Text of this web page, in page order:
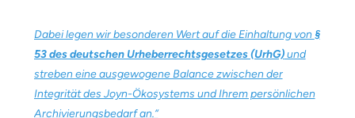
Dabei legen wir besonderen Wert auf die Einhaltung von §
53 des deutschen Urheberrechtsgesetzes (UrhG)und
streben eine ausgewogene Balance zwischen der
Integrität des Joyn-Ökosystems und Ihrem persönlichen
Archivierungsbedarf an.“